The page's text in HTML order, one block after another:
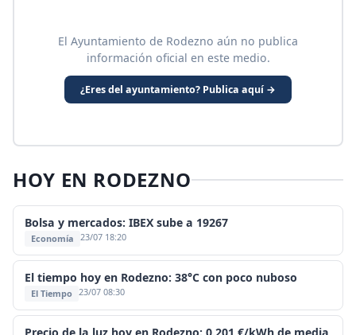
El Ayuntamiento de Rodezno aún no publica
información oficial en este medio.
¿Eres del ayuntamiento? Publica aquí →
HOY EN RODEZNO
Bolsa y mercados: IBEX sube a 19267
Economía 23/07 18:20
El tiempo hoy en Rodezno: 38°C con poco nuboso
El Tiempo 23/07 08:30